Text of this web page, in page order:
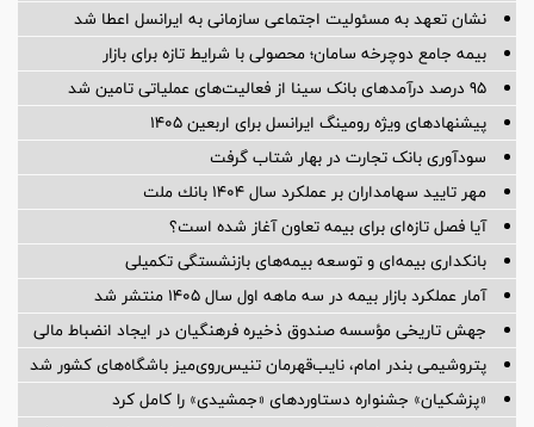
نشان تعهد به مسئولیت اجتماعی سازمانی به ایرانسل اعطا شد
بیمه جامع دوچرخه سامان؛ محصولی با شرایط تازه برای بازار
95 درصد درآمدهای بانک سینا از فعالیت‌های عملیاتی تامین شد
پیشنهادهای ویژه رومینگ ایرانسل برای اربعین ۱۴۰۵
سودآوری بانک تجارت در بهار شتاب گرفت
مهر تایید سهامداران بر عملكرد سال ۱۴۰۴ بانك ملت
آیا فصل تازه‌ای برای بیمه تعاون آغاز شده است؟
بانکداری بیمه‌ای و توسعه بیمه‌های بازنشستگی تکمیلی
آمار عملكرد بازار بیمه در سه ماهه اول سال 1405 منتشر شد
جهش تاریخی مؤسسه صندوق ذخیره فرهنگیان در ایجاد انضباط مالی
پتروشیمی بندر امام، نایب‌قهرمان تنیس‌روی‌میز باشگاه‌های کشور شد
«پزشکیان» جشنواره دستاوردهای «جمشیدی» را کامل کرد